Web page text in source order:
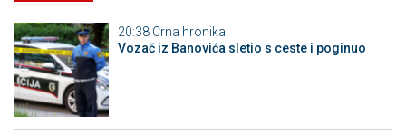
20:38 Crna hronika
Vozač iz Banovića sletio s ceste i poginuo